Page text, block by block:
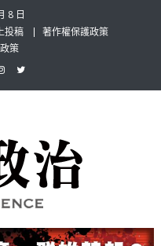
8 日
投稿
著作權保護政策
策
News
評論家與專欄作家邀稿合作，